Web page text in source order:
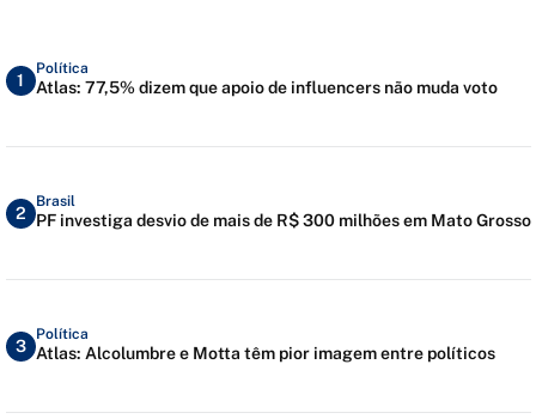
1
Política
Atlas: 77,5% dizem que apoio de influencers não muda voto
2
Brasil
PF investiga desvio de mais de R$ 300 milhões em Mato Grosso
3
Política
Atlas: Alcolumbre e Motta têm pior imagem entre políticos